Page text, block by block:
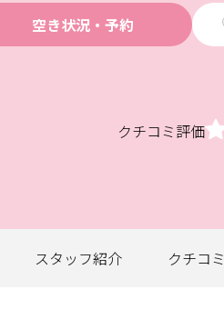
空き状況・予約
クチコミ評価
スタッフ紹介 クチコミ